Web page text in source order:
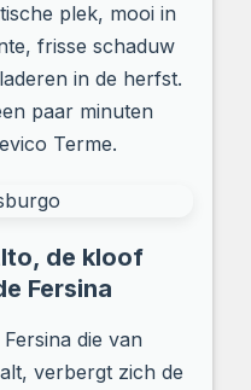
plek, mooi in
frisse schaduw
in de herfst.
paar minuten
Terme.
de kloof
Fersina
die van
verbergt zich de